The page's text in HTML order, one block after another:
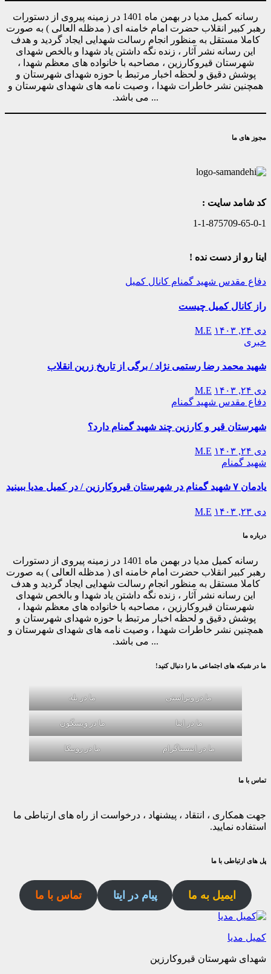
رسانه کمیل مدیا در بهمن ماه 1401 در زمینه پیروی از دستورات
رهبر کبیر انقلاب حضرت امام خامنه ای ( مدظله العالی ) به صورت
کاملا مستقل به منظور انجام رسالت شهدایی ایجاد گردید و هدف
این رسانه نشر آثار ، زنده نگه داشتن یاد شهدا و بالخص شهدای
شهرستان قیروکارزین ، مصاحبه با خانواده های معظم شهدا ،
پوشش دقیق و لحظه اخبار مرتبط با حوزه شهدای شهرستان و
همچنین نشر خاطرات شهدا ، وصیت نامه های شهدای شهرستان و
... می باشد.
مجوز های ما
کد شامد سایت :
1-1-875709-65-0-1
اینا رو از دست نده !
دفاع مقدس شهید گمنام کانال کمیل
راز کانال کمیل چیست
دی ۲۴, ۱۴۰۳
M.E
خبری
شهید محمد رضا رستمی نژاد / برگی از تاریخ زرین انقلاب
دی ۲۴, ۱۴۰۳
M.E
دفاع مقدس شهید گمنام
شهرستان قیر و کارزین چند شهید گمنام دارد؟
دی ۲۴, ۱۴۰۳
M.E
شهید گمنام
یادمان ۷ شهید گمنام در شهرستان قیروکارزین / در کمیل مدیا ببینید
دی ۲۳, ۱۴۰۳ M.E
درباره ما
رسانه کمیل مدیا در بهمن ماه 1401 در زمینه پیروی از دستورات
رهبر کبیر انقلاب حضرت امام خامنه ای ( مدظله العالی ) به صورت
کاملا مستقل به منظور انجام رسالت شهدایی ایجاد گردید و هدف
این رسانه نشر آثار ، زنده نگه داشتن یاد شهدا و بالخص شهدای
شهرستان قیروکارزین ، مصاحبه با خانواده های معظم شهدا ،
پوشش دقیق و لحظه اخبار مرتبط با حوزه شهدای شهرستان و
همچنین نشر خاطرات شهدا ، وصیت نامه های شهدای شهرستان و
... می باشد.
ما در شبکه های اجتماعی ما را دنبال کنید!
ما در ویراستی ما در بله
ما در ایتا ما در ویسگون
ما در اینستاگرام ما در روبیکا
تماس با ما
جهت همکاری ، انتقاد ، پیشنهاد ، درخواست از راه های ارتباطی ما
استفاده نمایید.
پل های ارتباطی با ما
ایمیل به ما پیام در ایتا تماس با ما
کمیل مدیا
شهدای شهرستان قیروکارزین